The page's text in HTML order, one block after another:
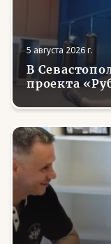
5 августа 2026 г.
В
проекта